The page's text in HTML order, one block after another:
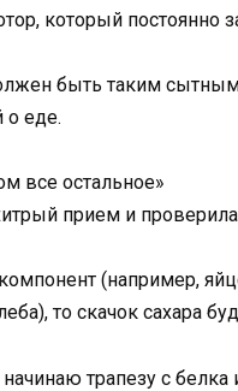
который постоянно
быть таким
о еде.
все остальное»
прием и
(например,
то скачок сахара
трапезу с белка